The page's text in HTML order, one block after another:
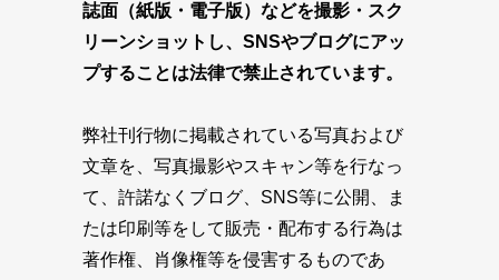
誌面（紙版・電子版）などを撮影・スク
リーンショットし、SNSやブログにアッ
プすることは法律で禁止されています。
弊社刊行物に掲載されている写真および
文章を、写真撮影やスキャン等を行なっ
て、許諾なくブログ、SNS等に公開、ま
たは印刷等をして販売・配布する行為は
著作権、肖像権等を侵害するものであ